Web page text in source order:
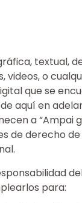
textual,
videos, o
que se
aquí en
a “Ampai
de derecho
para: